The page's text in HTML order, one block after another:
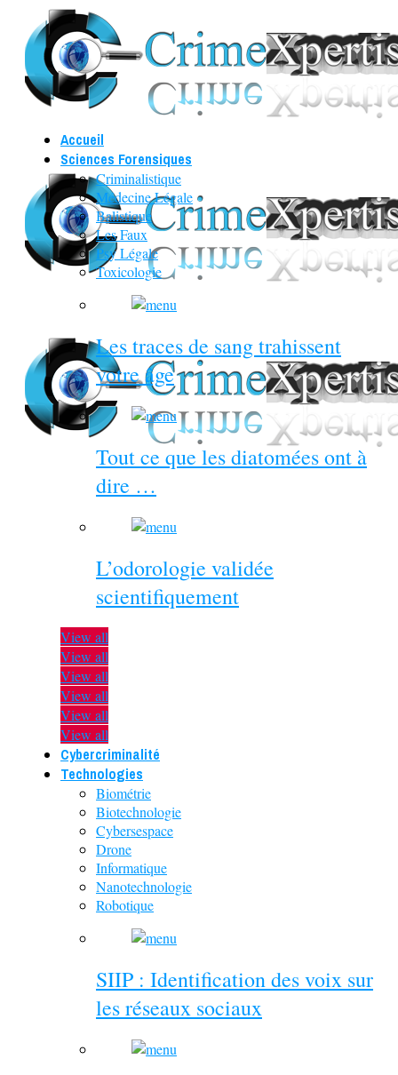
Accueil
Sciences Forensiques
Criminalistique
Médecine Légale
Balistique
Les Faux
Psy Légale
Toxicologie
Les traces de sang trahissent
votre âge
Tout ce que les diatomées ont à
dire …
L’odorologie validée
scientifiquement
View all
View all
View all
View all
View all
View all
Cybercriminalité
Technologies
Biométrie
Biotechnologie
Cybersespace
Drone
Informatique
Nanotechnologie
Robotique
SIIP : Identification des voix sur
les réseaux sociaux